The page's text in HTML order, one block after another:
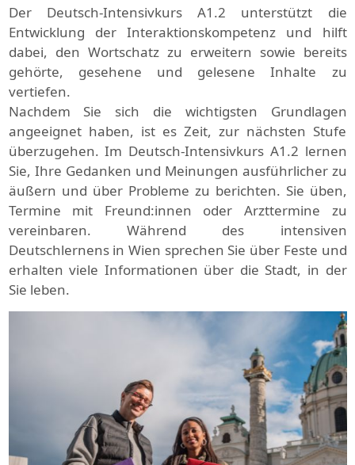
Der Deutsch-Intensivkurs A1.2 unterstützt die
Entwicklung der Interaktionskompetenz und hilft
dabei, den Wortschatz zu erweitern sowie bereits
gehörte, gesehene und gelesene Inhalte zu
vertiefen.
Nachdem Sie sich die wichtigsten Grundlagen
angeeignet haben, ist es Zeit, zur nächsten Stufe
überzugehen. Im Deutsch-Intensivkurs A1.2 lernen
Sie, Ihre Gedanken und Meinungen ausführlicher zu
äußern und über Probleme zu berichten. Sie üben,
Termine mit Freund:innen oder Arzttermine zu
vereinbaren. Während des intensiven
Deutschlernens in Wien sprechen Sie über Feste und
erhalten viele Informationen über die Stadt, in der
Sie leben.